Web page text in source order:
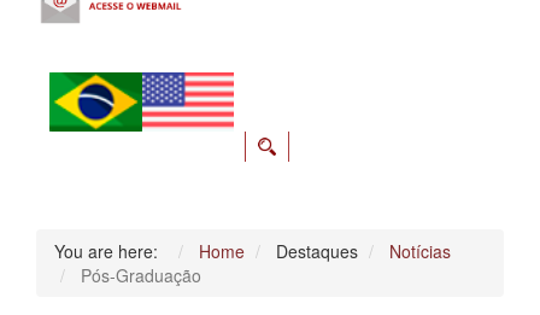
You are here: Home Destaques
Notícias
Pós-Graduação